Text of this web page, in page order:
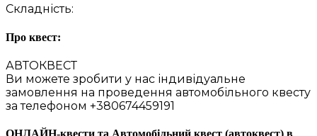
Складність:
Про квест:
АВТОКВЕСТ
Ви можете зробити у нас індивідуальне
замовлення на проведення автомобільного квесту
за телефоном +380674459191
ОНЛАЙН-квести та Автомобільний квест (автоквест) в